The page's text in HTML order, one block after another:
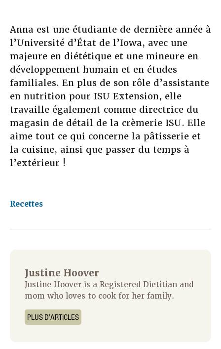
Anna est une étudiante de dernière année à
l’Université d’État de l’Iowa, avec une
majeure en diététique et une mineure en
développement humain et en études
familiales. En plus de son rôle d’assistante
en nutrition pour ISU Extension, elle
travaille également comme directrice du
magasin de détail de la crèmerie ISU. Elle
aime tout ce qui concerne la pâtisserie et
la cuisine, ainsi que passer du temps à
l’extérieur !
Recettes
Justine Hoover
Justine Hoover is a Registered Dietitian and
mom who loves to cook for her family.
PLUS D’ARTICLES